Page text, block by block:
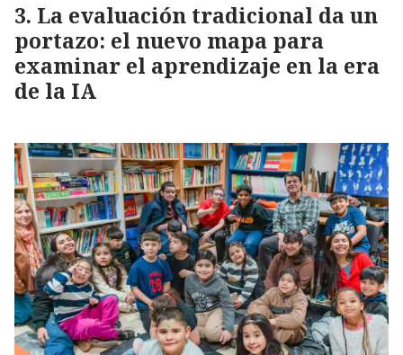
La evaluación tradicional da un
portazo: el nuevo mapa para
examinar el aprendizaje en la era
de la IA